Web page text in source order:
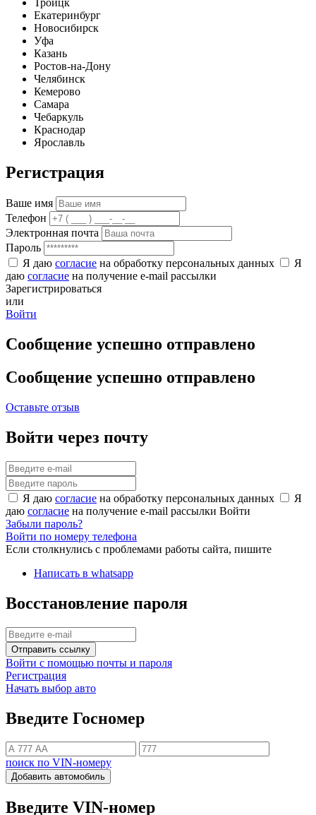
Троицк
Екатеринбург
Новосибирск
Уфа
Казань
Ростов-на-Дону
Челябинск
Кемерово
Самара
Чебаркуль
Краснодар
Ярославль
Регистрация
Ваше имя
Телефон
Электронная почта
Пароль
Я даю согласие на обработку персональных данных
Я
даю согласие на получение e-mail рассылки
Зарегистрироваться
или
Войти
Сообщение успешно отправлено
Сообщение успешно отправлено
Оставьте отзыв
Войти через почту
Я даю согласие на обработку персональных данных
Я
даю согласие на получение e-mail рассылки Войти
Забыли пароль?
Войти по номеру телефона
Если столкнулись с проблемами работы сайта, пишите
Написать в whatsapp
Восстановление пароля
Отправить ссылку
Войти с помощью почты и пароля
Регистрация
Начать выбор авто
Введите Госномер
поиск по VIN-номеру
Добавить автомобиль
Введите VIN-номер